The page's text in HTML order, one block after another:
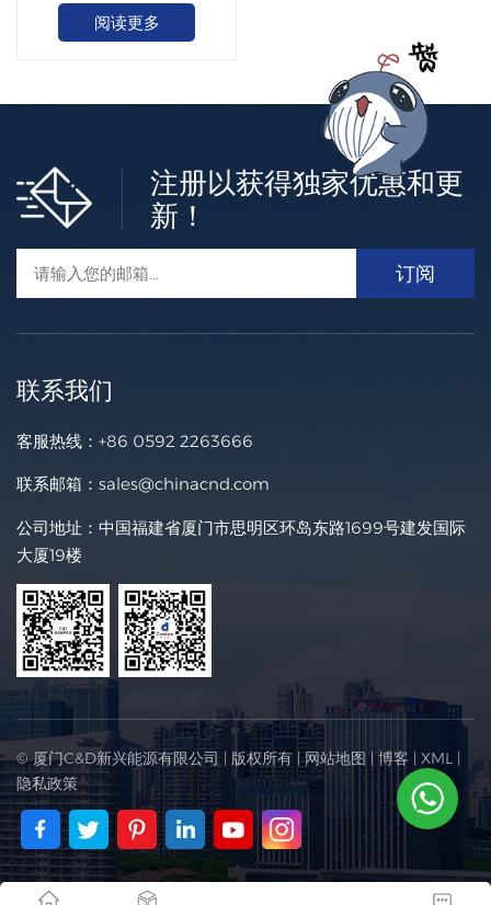
阅读更多
注册以获得独家优惠和更
新！
联系我们
客服热线： +86 0592 2263666
联系邮箱： sales@chinacnd.com
公司地址：中国福建省厦门市思明区环岛东路1699号建发国际
大厦19楼
© 厦门C&D新兴能源有限公司 | 版权所有 |网站地图 | 博客 | XML |
隐私政策